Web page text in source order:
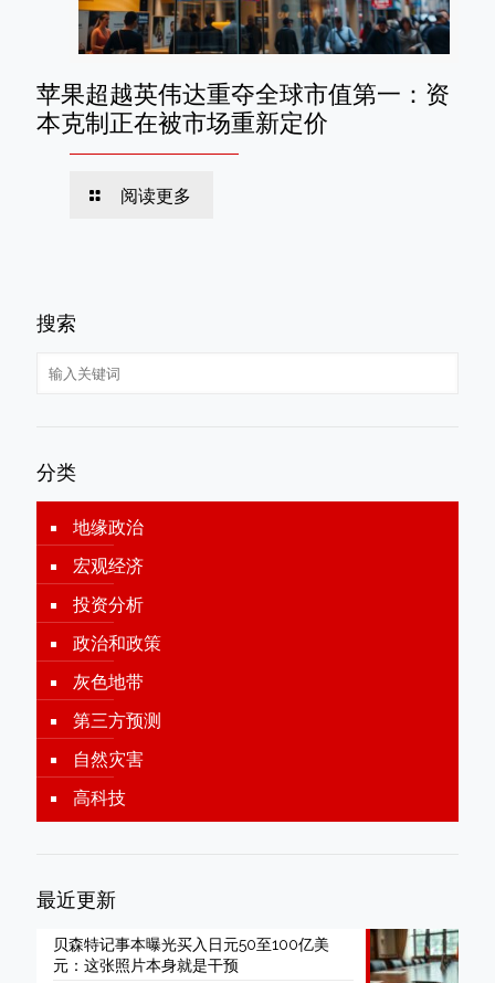
苹果超越英伟达重夺全球市值第一：资
本克制正在被市场重新定价
阅读更多
搜索
分类
地缘政治
宏观经济
投资分析
政治和政策
灰色地带
第三方预测
自然灾害
高科技
最近更新
贝森特记事本曝光买入日元50至100亿美
元：这张照片本身就是干预